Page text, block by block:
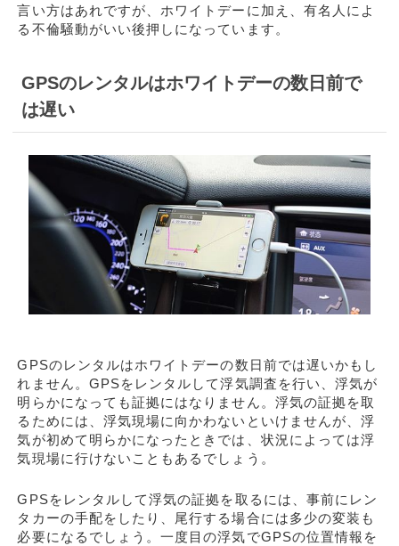
言い方はあれですが、ホワイトデーに加え、有名人によ
る不倫騒動がいい後押しになっています。
GPSのレンタルはホワイトデーの数日前で
は遅い
GPSのレンタルはホワイトデーの数日前では遅いかもし
れません。GPSをレンタルして浮気調査を行い、浮気が
明らかになっても証拠にはなりません。浮気の証拠を取
るためには、浮気現場に向かわないといけませんが、浮
気が初めて明らかになったときでは、状況によっては浮
気現場に行けないこともあるでしょう。
GPSをレンタルして浮気の証拠を取るには、事前にレン
タカーの手配をしたり、尾行する場合には多少の変装も
必要になるでしょう。一度目の浮気でGPSの位置情報を